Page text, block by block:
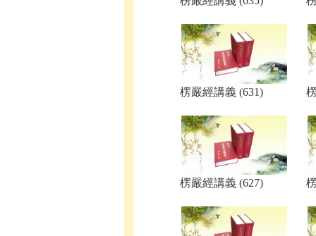
楞嚴經講義 (631)
楞嚴經講義 (627)